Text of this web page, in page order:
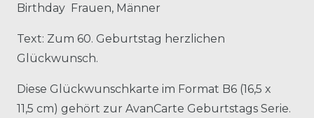
Birthday Frauen, Männer
Text: Zum 60. Geburtstag herzlichen
Glückwunsch.
Diese Glückwunschkarte im Format B6 (16,5 x
11,5 cm) gehört zur AvanCarte Geburtstags Serie.